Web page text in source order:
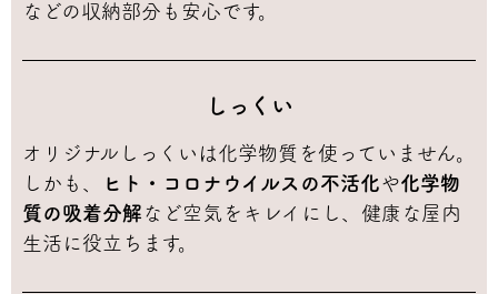
などの収納部分も安心です。
しっくい
オリジナルしっくいは化学物質を使っていません。
しかも、
ヒト・コロナウイルスの不活化や化学物
質の吸着分解 など空気をキレイにし、健康な屋内
生活に役立ちます。